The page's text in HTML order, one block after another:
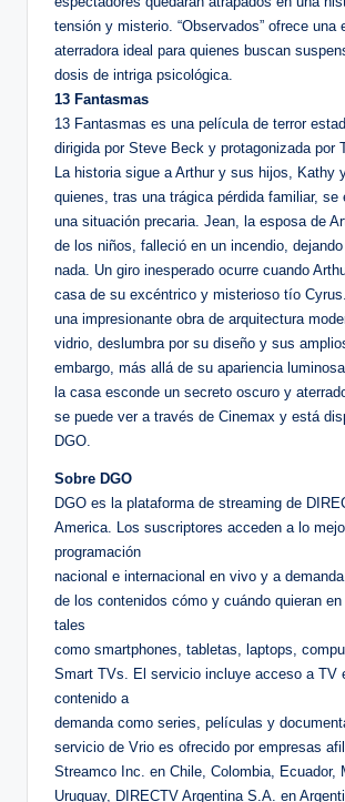
tensión y misterio. “Observados” ofrece una
aterradora ideal para quienes buscan
dosis de intriga psicológica.
13 Fantasmas
13 Fantasmas es una película de terror
dirigida por Steve Beck y protagonizada por
La historia sigue a Arthur y sus hijos, Kathy
quienes, tras una trágica pérdida familiar, se
una situación precaria. Jean, la esposa de
de los niños, falleció en un incendio,
nada. Un giro inesperado ocurre cuando
casa de su excéntrico y misterioso tío
una impresionante obra de arquitectura
vidrio, deslumbra por su diseño y sus
embargo, más allá de su apariencia
la casa esconde un secreto oscuro y
se puede ver a través de Cinemax y está
DGO.
Sobre DGO
DGO es la plataforma de streaming de
America. Los suscriptores acceden a lo
programación
nacional e internacional en vivo y a
de los contenidos cómo y cuándo quieran
tales
como smartphones, tabletas, laptops,
Smart TVs. El servicio incluye acceso a TV
contenido a
demanda como series, películas y
servicio de Vrio es ofrecido por empresas
Streamco Inc. en Chile, Colombia, Ecuador,
Uruguay, DIRECTV Argentina S.A. en